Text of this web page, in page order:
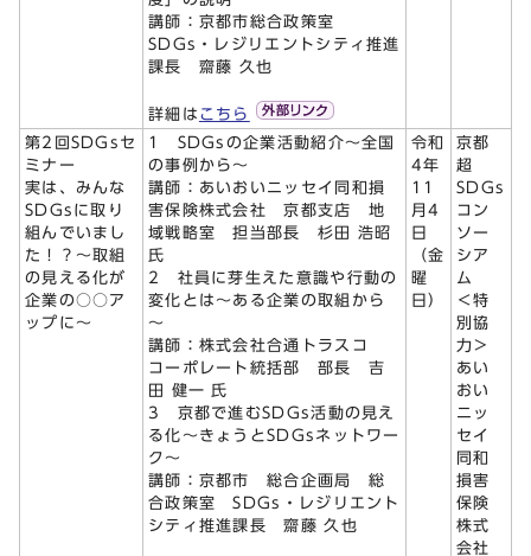
講師：京都市総合政策室
SDGs・レジリエントシティ推進
課長 齋藤 久也
詳細は こちら
第2回SDGsセ
ミナー
実は、みんな
SDGsに取り
組んでいまし
た！？～取組
の見える化が
企業の○○ア
ップに～
1 SDGsの企業活動紹介～全国
の事例から～
講師：あいおいニッセイ同和損
害保険株式会社 京都支店 地
域戦略室 担当部長 杉田 浩昭
氏
2 社員に芽生えた意識や行動の
変化とは～ある企業の取組から
～
講師：株式会社合通トラスコ
コーポレート統括部 部長 吉
田 健一 氏
3 京都で進むSDGs活動の見え
る化～きょうとSDGsネットワー
ク～
講師：京都市 総合企画局 総
合政策室 SDGs・レジリエント
シティ推進課長 齋藤 久也
令和
4年
11
月4
日
（金
曜
日）
京都
超
SDGs
コン
ソー
シア
ム
＜特
別協
力＞
あい
おい
ニッ
セイ
同和
損害
保険
株式
会社